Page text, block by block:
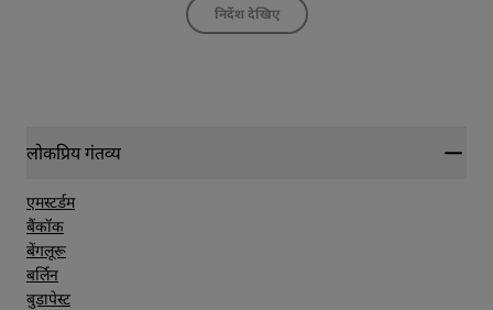
निर्देश देखिए
लोकप्रिय गंतव्य
एमस्टर्डम
बैंकॉक
बेंगलूरू
बर्लिन
बुडापेस्ट